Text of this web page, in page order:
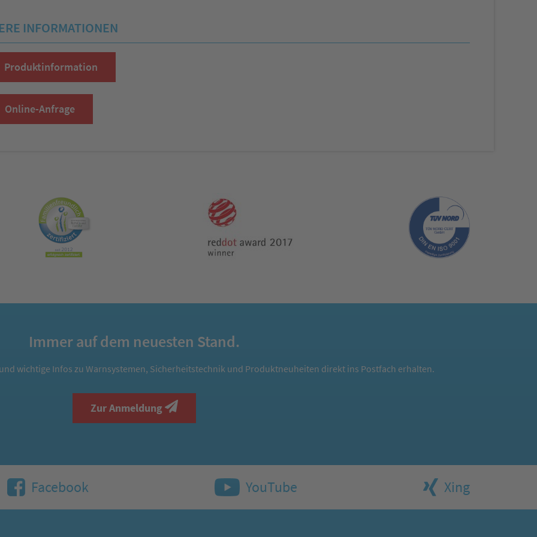
INFORMATIONEN
Produktinformation
Online-Anfrage
Immer auf dem neuesten Stand.
wichtige Infos zu Warnsystemen, Sicherheitstechnik und Produktneuheiten direkt ins Postfach erhalten.
Zur Anmeldung
Facebook YouTube Xing